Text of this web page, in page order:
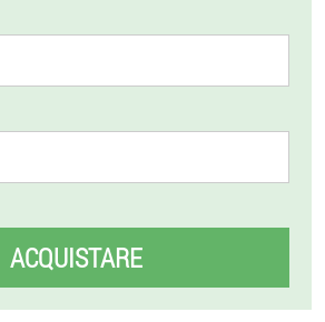
ACQUISTARE